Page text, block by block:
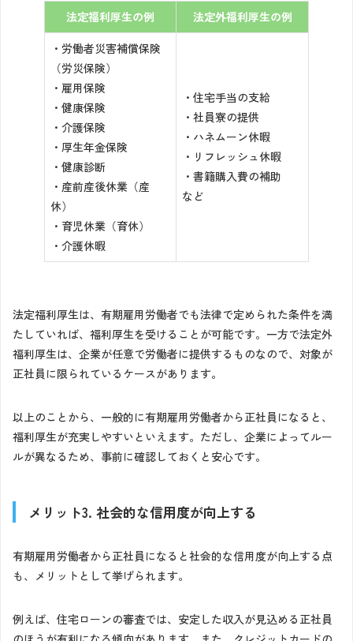
法定福利厚生の例
法定外福利厚生の例
・労働者災害補償保険
（労災保険）
・雇用保険
・健康保険
・介護保険
・厚生年金保険
・健康診断
・産前産後休業（産
休）
・育児休業（育休）
・介護休暇
・住宅手当の支給
・社員寮の提供
・ハネムーン休暇
・リフレッシュ休暇
・書籍購入費の補助
など
法定福利厚生は、有期雇用労働者でも法律で定められた条件を満
たしていれば、福利厚生を受けることが可能です。一方で法定外
福利厚生は、企業が任意で労働者に提供するものなので、対象が
正社員に限られているケースがあります。
以上のことから、一般的に有期雇用労働者から正社員になると、
福利厚生が充実しやすいといえます。ただし、企業によってルー
ルが異なるため、事前に確認しておくと安心です。
メリット3. 社会的な信用度が向上する
有期雇用労働者から正社員になると社会的な信用度が向上する点
も、メリットとして挙げられます。
例えば、住宅ローンの審査では、安定した収入が見込める正社員